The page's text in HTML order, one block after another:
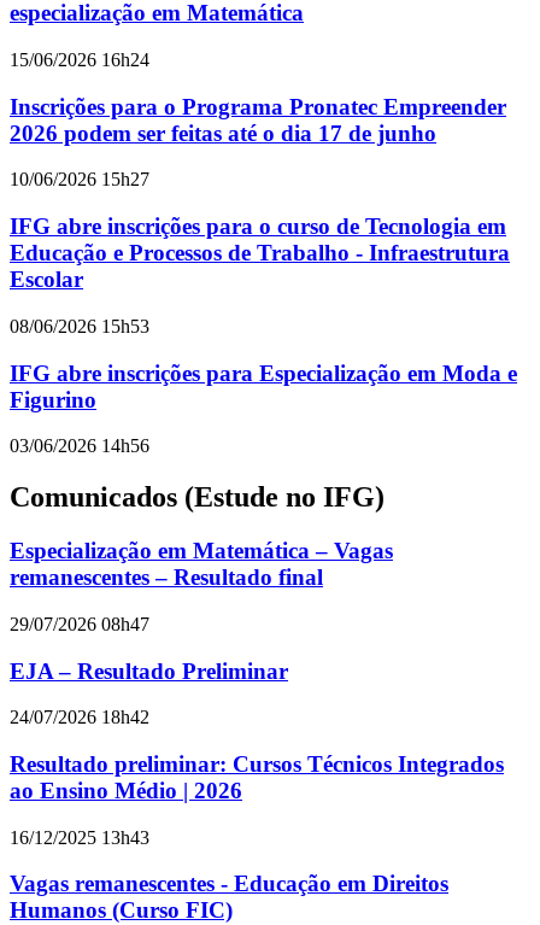
especialização em Matemática
15/06/2026 16h24
Inscrições para o Programa Pronatec Empreender
2026 podem ser feitas até o dia 17 de junho
10/06/2026 15h27
IFG abre inscrições para o curso de Tecnologia em
Educação e Processos de Trabalho - Infraestrutura
Escolar
08/06/2026 15h53
IFG abre inscrições para Especialização em Moda e
Figurino
03/06/2026 14h56
Comunicados (Estude no IFG)
Especialização em Matemática – Vagas
remanescentes – Resultado final
29/07/2026 08h47
EJA – Resultado Preliminar
24/07/2026 18h42
Resultado preliminar: Cursos Técnicos Integrados
ao Ensino Médio | 2026
16/12/2025 13h43
Vagas remanescentes - Educação em Direitos
Humanos (Curso FIC)